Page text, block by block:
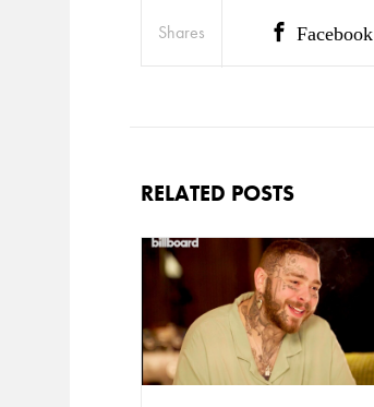
Shares Facebook
RELATED POSTS